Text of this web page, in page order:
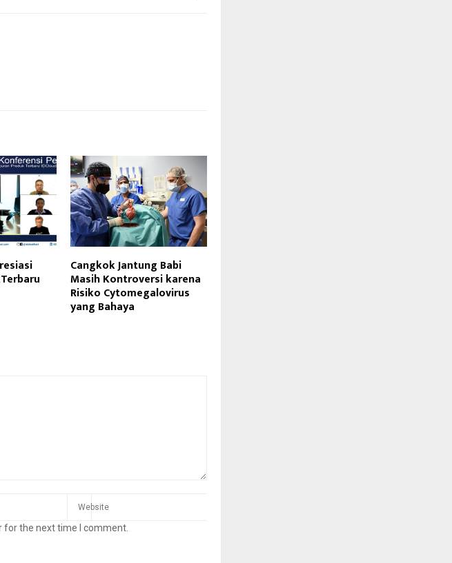
Cangkok Jantung Babi
Masih Kontroversi karena
Risiko Cytomegalovirus
yang Bahaya
for the next time I comment.